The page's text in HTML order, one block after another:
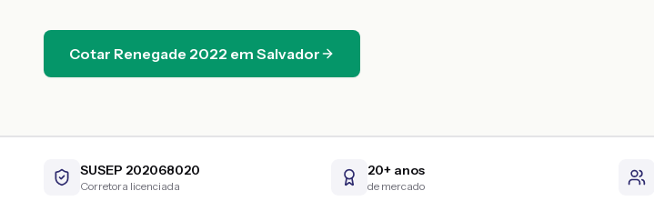
Cotar Renegade 2022 em Salvador
SUSEP 202068020
Corretora licenciada
20+ anos
de mercado